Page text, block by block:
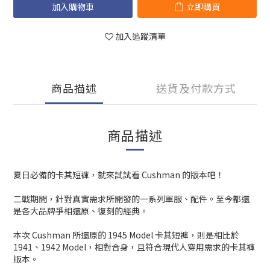
加入購物車 立即購買
加入追蹤清單
商品描述 送貨及付款方式
商品描述
夏日必備的卡其短褲，就來試試看 Cushman 的版本吧！
二戰期間，針對真實需求所開發的一系列軍服、配件。至今都還
是各大品牌爭相還原、復刻的經典。
本次 Cushman 所還原的 1945 Model 卡其短褲，則是相比於
1941、1942 Model，相對合身，且符合現代人穿用需求的卡其褲
版本。